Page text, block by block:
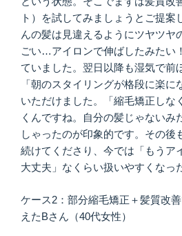
ト）を試してみましょうとご提案
んの髪は見違えるようにツヤツヤ
ごい…アイロンで伸ばしたみたい
ていました。翌日以降も湿気で前
「朝のスタイリングが格段に楽
いただけました。「縮毛矯正しな
くんですね。自分の髪じゃないみ
しゃったのが印象的です。その後
続けてくださり、今では「もうア
大丈夫」なくらい扱いやすくなっ
ケース2：部分縮毛矯正＋髪質改
えたBさん（40代女性）